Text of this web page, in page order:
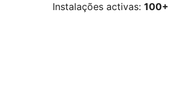
Instalações activas: 100+